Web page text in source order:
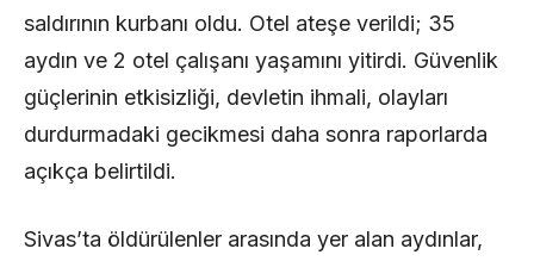
saldırının kurbanı oldu. Otel ateşe verildi; 35
aydın ve 2 otel çalışanı yaşamını yitirdi. Güvenlik
güçlerinin etkisizliği, devletin ihmali, olayları
durdurmadaki gecikmesi daha sonra raporlarda
açıkça belirtildi.
Sivas’ta öldürülenler arasında yer alan aydınlar,